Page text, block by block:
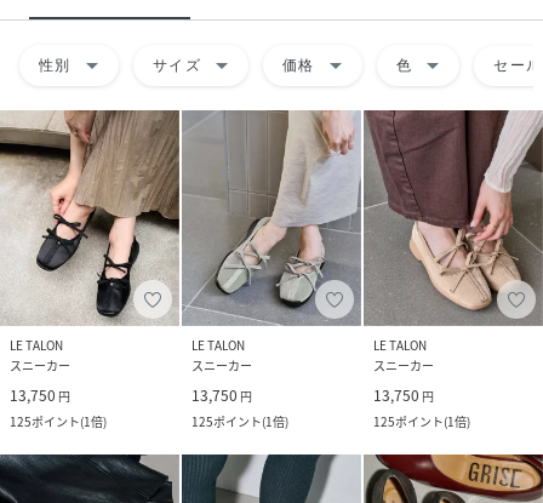
性別 arrow_drop_down サイズ arrow_drop_down 価格 arrow_drop_down 色 arrow_drop_down セール
LE TALON
スニーカー
13,750 円
125ポイント(1倍)
LE TALON
スニーカー
13,750 円
125ポイント(1倍)
LE TALON
スニーカー
13,750 円
125ポイント(1倍)